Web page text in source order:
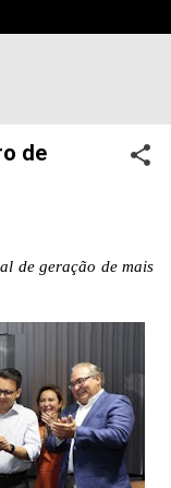
de
de geração de mais